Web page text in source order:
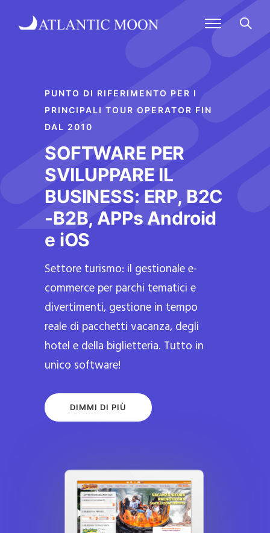
PUNTO DI RIFERIMENTO PER I
PRINCIPALI TOUR OPERATOR FIN
DAL 2010
SOFTWARE PER
SVILUPPARE IL
BUSINESS: ERP, B2C
-B2B, APPs Android
e iOS
Settore turismo: il gestionale e-
commerce per parchi tematici e
divertimenti, gestione in tempo
reale di pacchetti vacanza, degli
hotel e della biglietteria. Tutto in
unico software!
DIMMI DI PIÙ